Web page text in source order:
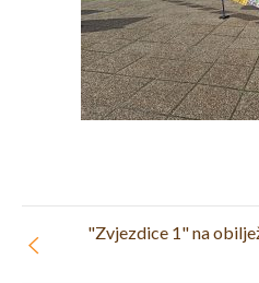
"Zvjezdice 1" na